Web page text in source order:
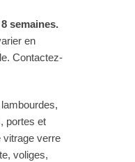
semaines.
en
Contactez-
portes et
vitrage verre
voliges,